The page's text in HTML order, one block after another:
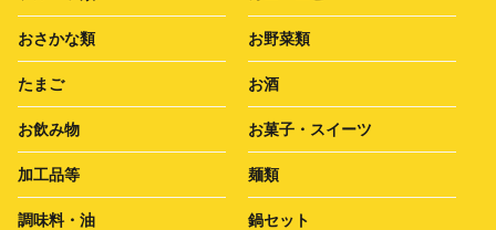
おさかな類 お野菜類
たまご お酒
お飲み物 お菓子・スイーツ
加工品等 麺類
調味料・油 鍋セット